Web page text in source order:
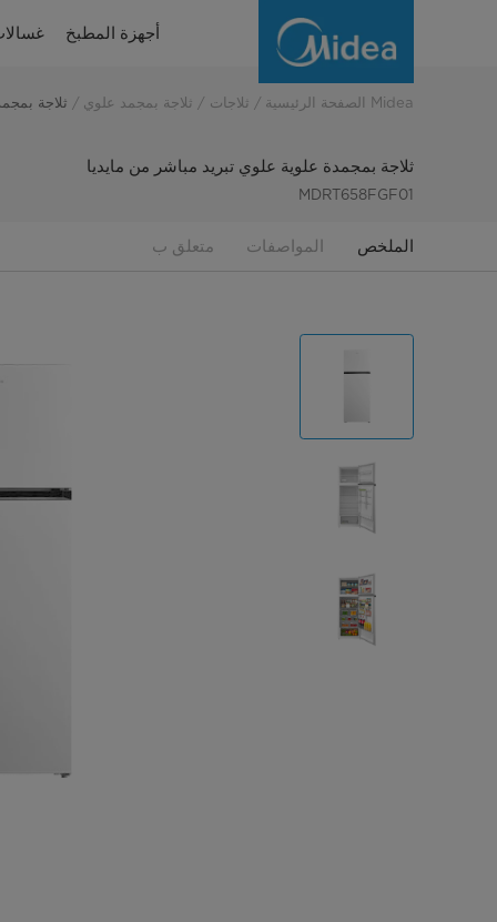
Mount
Direct
أجهزة المطبخ
Midea الصفحة الرئيسية ثلاجات ثلاجة بمجمد علوي ثلاجة
ثلاجة بمجمدة علوية علوي تبريد مباشر من مايديا
MDRT658FGF01
الملخص المواصفات متعلق ب